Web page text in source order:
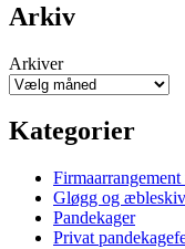
Arkiv
Arkiver
Kategorier
Gløgg og
Pandekager
Privat